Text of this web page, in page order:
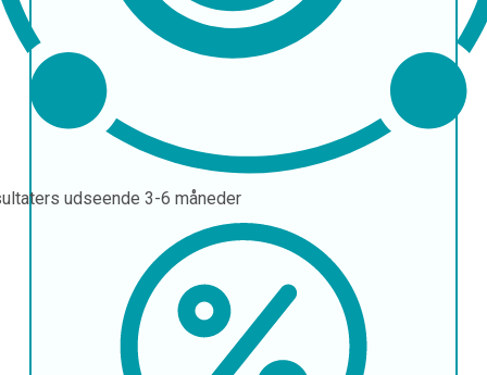
udseende 3-6 måneder